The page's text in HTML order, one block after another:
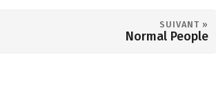
SUIVANT »
Normal People